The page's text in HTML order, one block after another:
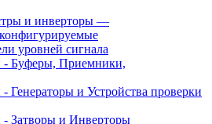
и инверторы —
уровней сигнала
- Буферы, Приемники,
Генераторы и Устройства проверки
Затворы и Инверторы